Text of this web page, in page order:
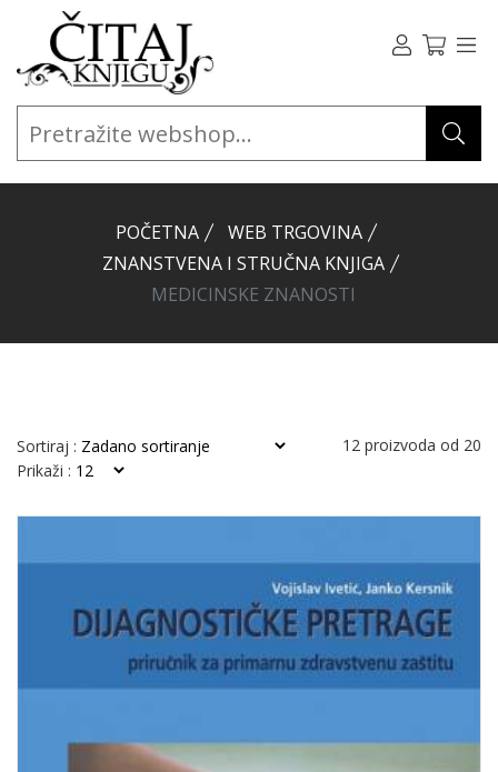
POČETNA
WEB TRGOVINA
ZNANSTVENA I STRUČNA KNJIGA
MEDICINSKE ZNANOSTI
Sortiraj : 12 proizvoda od 20
Prikaži :